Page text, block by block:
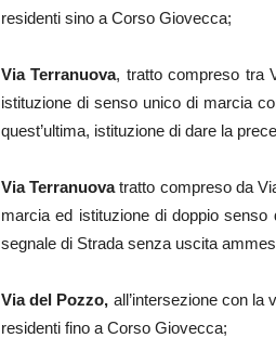
residenti sino a Corso Giovecca;
Via Terranuova, tratto compreso tra
istituzione di senso unico di marcia
quest’ultima, istituzione di dare la
Via Terranuovatratto compreso da
marcia ed istituzione di doppio
segnale di Strada senza uscita
Via del Pozzo, all’intersezione con la
residenti fino a Corso Giovecca;